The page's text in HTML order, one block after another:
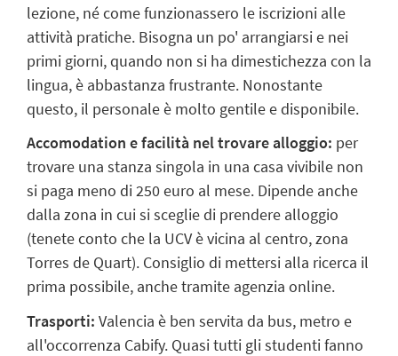
lezione, né come funzionassero le iscrizioni alle
attività pratiche. Bisogna un po' arrangiarsi e nei
primi giorni, quando non si ha dimestichezza con la
lingua, è abbastanza frustrante. Nonostante
questo, il personale è molto gentile e disponibile.
Accomodation e facilità nel trovare alloggio: per
trovare una stanza singola in una casa vivibile non
si paga meno di 250 euro al mese. Dipende anche
dalla zona in cui si sceglie di prendere alloggio
(tenete conto che la UCV è vicina al centro, zona
Torres de Quart). Consiglio di mettersi alla ricerca il
prima possibile, anche tramite agenzia online.
Trasporti: Valencia è ben servita da bus, metro e
all'occorrenza Cabify. Quasi tutti gli studenti fanno